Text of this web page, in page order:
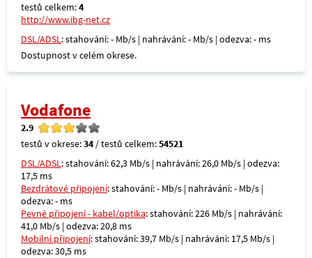
testů celkem:4
http://www.ibg-net.cz
DSL/ADSL: stahování: - Mb/s | nahrávání: - Mb/s | odezva: - ms
Dostupnost v celém okrese.
Vodafone
2.9
testů v okrese:34 / testů celkem:54521
DSL/ADSL: stahování: 62,3 Mb/s | nahrávání: 26,0 Mb/s | odezva:
17,5 ms
Bezdrátové připojení: stahování: - Mb/s | nahrávání: - Mb/s |
odezva: - ms
Pevné připojení - kabel/optika: stahování: 226 Mb/s | nahrávání:
41,0 Mb/s | odezva: 20,8 ms
Mobilní připojení: stahování: 39,7 Mb/s | nahrávání: 17,5 Mb/s |
odezva: 30,5 ms